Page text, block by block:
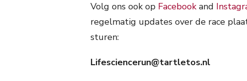
Volg ons ook op Facebookand
regelmatig updates over de race
sturen:
Lifesciencerun@tartletos.nl